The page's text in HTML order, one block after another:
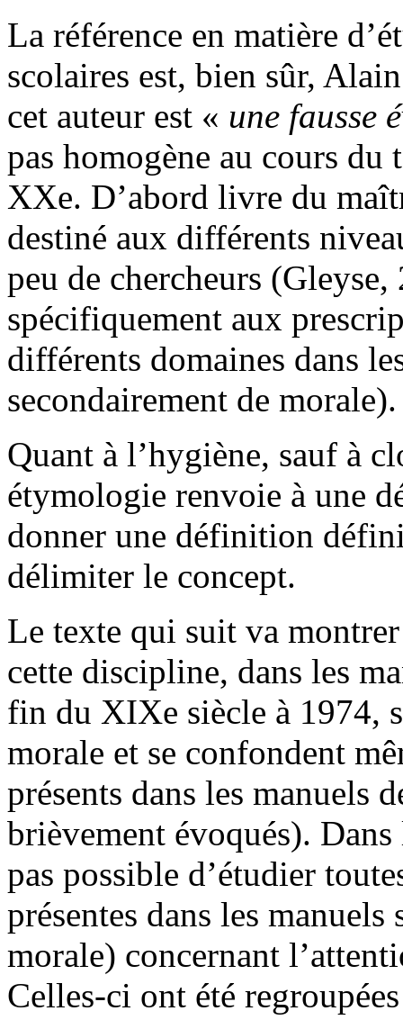
La référence en matière
scolaires est, bien sûr,
cet auteur est « une fausse
pas homogène au cours
XXe. D’abord livre du
destiné aux différents
peu de chercheurs
spécifiquement aux
différents domaines dans
secondairement de morale).
Quant à l’hygiène, sauf à
étymologie renvoie à une
donner une définition
délimiter le concept.
Le texte qui suit va
cette discipline, dans les
fin du XIXe siècle à 1974,
morale et se confondent
présents dans les manuels
brièvement évoqués).
pas possible d’étudier
présentes dans les
morale) concernant
Celles-ci ont été